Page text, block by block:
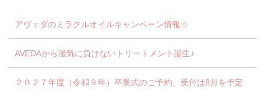
アヴェダのミラクルオイルキャンペーン情報☆
AVEDAから湿気に負けないトリートメント誕生♪
２０２７年度（令和９年）卒業式のご予約、受付は8月を予定